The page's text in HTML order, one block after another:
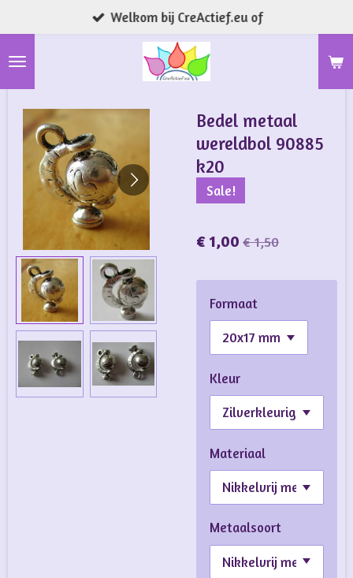
direct
naar
Welkom bij CreActief.eu of
Bedel metaal
wereldbol 90885
k20
Sale!
€ 1,00 € 1,50
Formaat
Kleur
Materiaal
Metaalsoort